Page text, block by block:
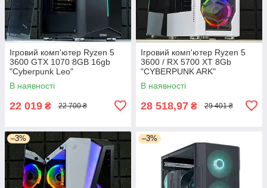
Ігровий комп'ютер Ryzen 5
3600 GTX 1070 8GB 16gb
"Cyberpunk Leo"
В наявності
22 019 ₴ 22 700 ₴
Ігровий комп'ютер Ryzen 5
3600 / RX 5700 XT 8Gb
"CYBERPUNK ARK"
В наявності
28 518,97 ₴ 29 401 ₴
–3% –3%